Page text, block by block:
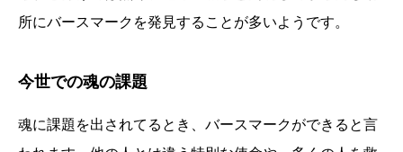
所にバースマークを発見することが多いようです。
今世での魂の課題
魂に課題を出されてるとき、バースマークができると言